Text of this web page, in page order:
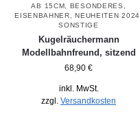
AB 15CM BESONDERES
EISENBAHNER ,NEUHEITEN 2024
SONSTIGE
Kugelräuchermann
Modellbahnfreund, sitzend
68,90 €
inkl. MwSt.
zzgl. Versandkosten